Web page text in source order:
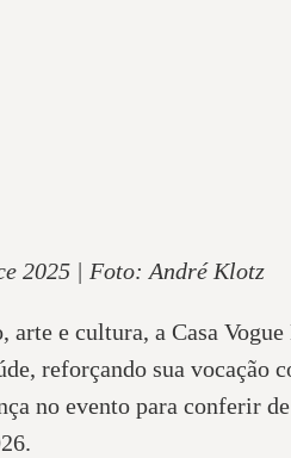
2025 | Foto: André Klotz
e cultura, a Casa
reforçando sua vocação
no evento para conferir